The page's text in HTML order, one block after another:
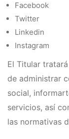
Facebook
Twitter
Linkedin
Instagram
El Titular
de administrar
social,
servicios, así
las normativas